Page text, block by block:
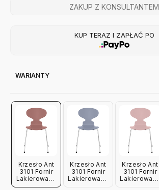
ZAKUP Z KONSULTANTEM
KUP TERAZ I ZAPŁAĆ PO
WARIANTY
Krzesło Ant
3101 Fornir
Lakierowany
Dzika Róża
Krzesło Ant
3101 Fornir
Lakierowany
Krzesło Ant
3101 Fornir
Lakierowany